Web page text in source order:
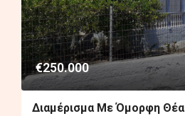
€250.000
Διαμέρισμα Με Όμορφη Θέα